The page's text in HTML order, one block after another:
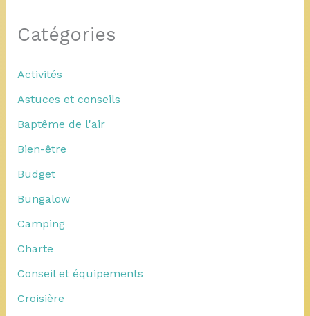
Catégories
Activités
Astuces et conseils
Baptême de l'air
Bien-être
Budget
Bungalow
Camping
Charte
Conseil et équipements
Croisière